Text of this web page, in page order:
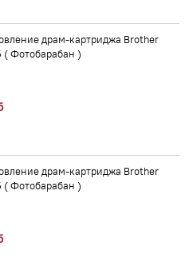
драм-картриджа Brother
( Фотобарабан )
драм-картриджа Brother
( Фотобарабан )